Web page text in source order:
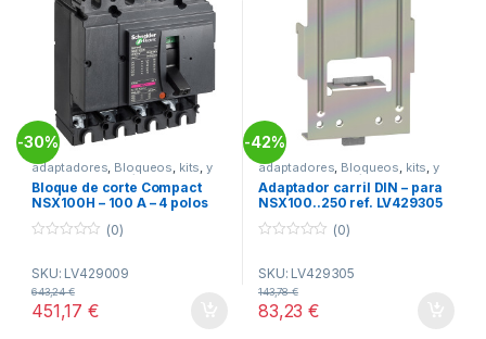
-30%
adaptadores, Bloqueos, kits,y
complementos físicos NSX
Bloque de corte Compact
NSX100H – 100 A – 4 polos
Electric
u
t
o
f
(0)
SKU: LV429009
451,17€
643,24€
-42%
adaptadores, Bloqueos, kits,y
complementos físicos NSX
Adaptador carril DIN – para
NSX100..250 ref. LV429305
u
t
o
f
(0)
SKU: LV429305
83,23€
143,78€